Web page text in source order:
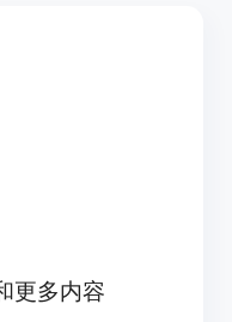
更多内容